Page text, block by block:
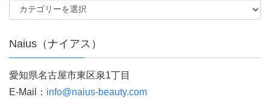
Naius（ナイアス）
愛知県名古屋市東区泉1丁目
E-Mail： info@naius-beauty.com